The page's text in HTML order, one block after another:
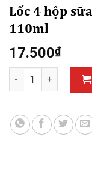
Lốc 4 hộp
110ml
17.500₫
Lốc 4 hộp sữa lúa